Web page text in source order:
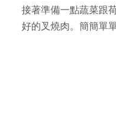
接著準備一點蔬菜跟
好的叉燒肉。簡簡單